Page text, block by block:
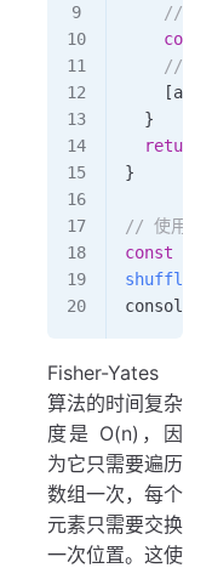
// 产
    const
//
    [
  }
  return
}
// 使用示
const
console
Fisher-Yates
算法的时间复杂
度是 O(n)，因
为它只需要遍历
数组一次，每个
元素只需要交换
一次位置。这使